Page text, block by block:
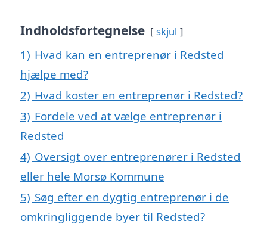
Indholdsfortegnelse skjul
1) Hvad kan en entreprenør i Redsted
hjælpe med?
2) Hvad koster en entreprenør i Redsted?
3) Fordele ved at vælge entreprenør i
Redsted
4) Oversigt over entreprenører i Redsted
eller hele Morsø Kommune
5) Søg efter en dygtig entreprenør i de
omkringliggende byer til Redsted?